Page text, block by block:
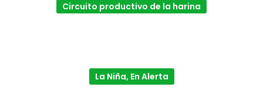
Circuito productivo de la harina
La Niña, En Alerta